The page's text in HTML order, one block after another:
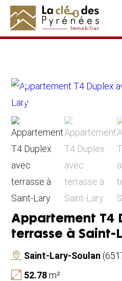
" />
Appartement T4
terrasse à Saint-
Saint-Lary-Soulan
52.78m²